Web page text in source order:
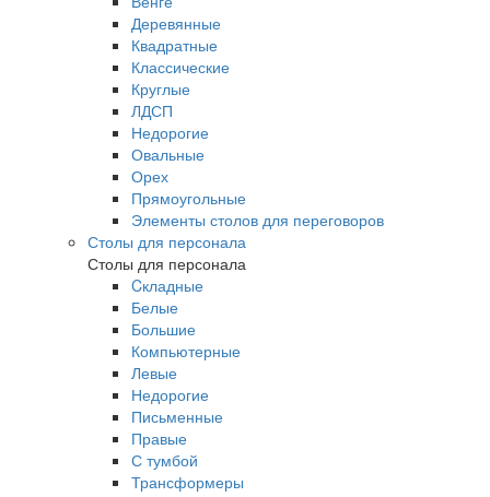
Деревянные
Квадратные
Классические
Круглые
ЛДСП
Недорогие
Овальные
Орех
Прямоугольные
Элементы столов для переговоров
Столы для персонала
Столы для персонала
Cкладные
Белые
Большие
Компьютерные
Левые
Недорогие
Письменные
Правые
С тумбой
Трансформеры